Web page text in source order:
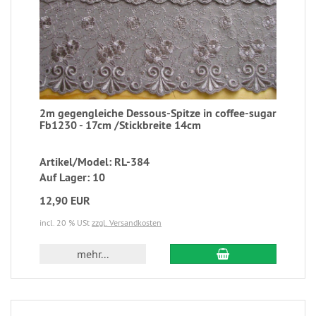
2m gegengleiche Dessous-Spitze in coffee-sugar
Fb1230 - 17cm /Stickbreite 14cm
Artikel/Model: RL-384
Auf Lager: 10
12,90 EUR
incl. 20 % USt zzgl. Versandkosten
mehr...